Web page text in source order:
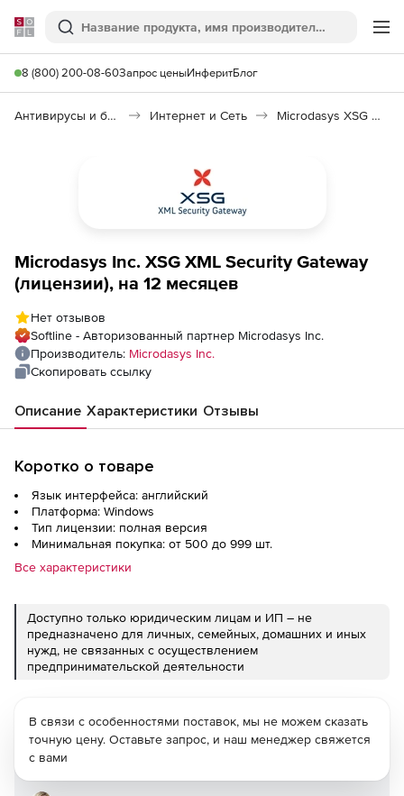
Softline
Поиск
8 (800) 200-08-60Запрос ценыИнферитБлог
Антивирусы и безопасность Интернет и Сеть Microdasys XSG XML Security Gateway
Microdasys Inc. XSG XML Security Gateway
(лицензии), на 12 месяцев
Нет отзывов
Softline - Авторизованный партнер Microdasys Inc.
Производитель: Microdasys Inc.
Скопировать ссылку
Описание Характеристики Отзывы
Коротко о товаре
Язык интерфейса: английский
Платформа: Windows
Тип лицензии: полная версия
Минимальная покупка: от 500 до 999 шт.
Все характеристики
Доступно только юридическим лицам и ИП – не
предназначено для личных, семейных, домашних и иных
нужд, не связанных с осуществлением
предпринимательской деятельности
В связи с особенностями поставок, мы не можем сказать
точную цену. Оставьте запрос, и наш менеджер свяжется
с вами